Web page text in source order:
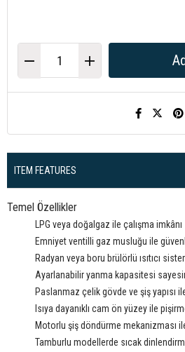
ITEM FEATURES
Temel Özellikler
LPG veya doğalgaz ile çalışma imkânı
Emniyet ventilli gaz musluğu ile
Radyan veya boru brülörlü ısıtıcı
Ayarlanabilir yanma kapasitesi
Paslanmaz çelik gövde ve şiş yapısı
Isıya dayanıklı cam ön yüzey ile
Motorlu şiş döndürme mekanizması
Tamburlu modellerde sıcak